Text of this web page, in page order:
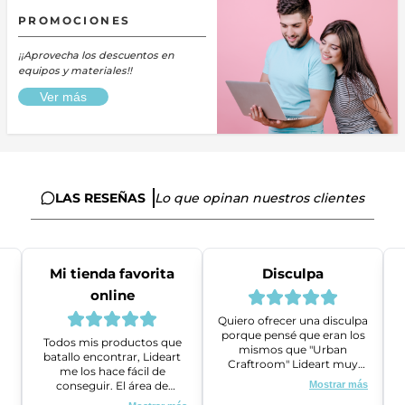
PROMOCIONES
¡¡Aprovecha los descuentos en
equipos y materiales!!
Ver más
LAS RESEÑAS Lo que opinan nuestros clientes
Mi tienda favorita
online
Todos mis productos que
batallo encontrar, Lideart
me los hace fácil de
conseguir. El área de
ventas es super amable y
Disculpa
Quiero ofrecer una disculpa
porque pensé que eran los
mismos que "Urban
Craftroom" Lideart muy
amables me ayudaron a
gestionar un problema que
Mostrar más